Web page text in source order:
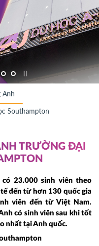
Anh
Southampton
TRƯỜNG ĐẠI
có 23.000 sinh viên theo
đến từ hơn 130 quốc gia
viên đến từ Việt Nam.
có sinh viên sau khi tốt
nhất tại Anh quốc.